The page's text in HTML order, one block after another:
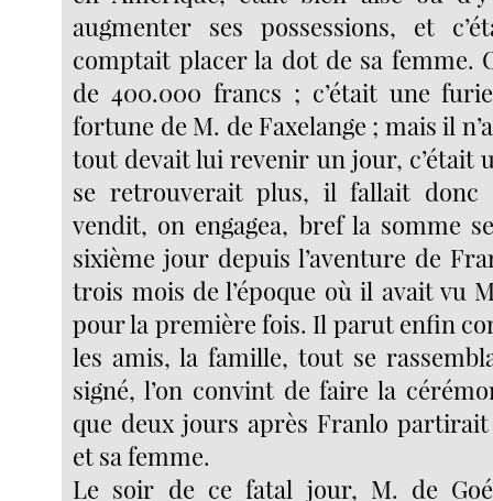
augmenter ses possessions, et
comptait placer la dot de sa femme.
de 400.000 francs ; c’était une
fortune de M. de Faxelange ; mais il
tout devait lui revenir un jour, c’était
se retrouverait plus, il fallait donc
vendit, on engagea, bref la somme
sixième jour depuis l’aventure de
trois mois de l’époque où il avait vu
pour la première fois. Il parut enfin
les amis, la famille, tout se
signé, l’on convint de faire la
que deux jours après Franlo
et sa femme.
Le soir de ce fatal jour, M. de